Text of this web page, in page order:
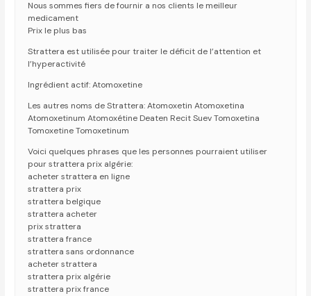
Nous sommes fiers de fournir a nos clients le meilleur
medicament
Prix le plus bas
Strattera est utilisée pour traiter le déficit de l’attention et
l’hyperactivité
Ingrédient actif: Atomoxetine
Les autres noms de Strattera: Atomoxetin Atomoxetina
Atomoxetinum Atomoxétine Deaten Recit Suev Tomoxetina
Tomoxetine Tomoxetinum
Voici quelques phrases que les personnes pourraient utiliser
pour strattera prix algérie:
acheter strattera en ligne
strattera prix
strattera belgique
strattera acheter
prix strattera
strattera france
strattera sans ordonnance
acheter strattera
strattera prix algérie
strattera prix france